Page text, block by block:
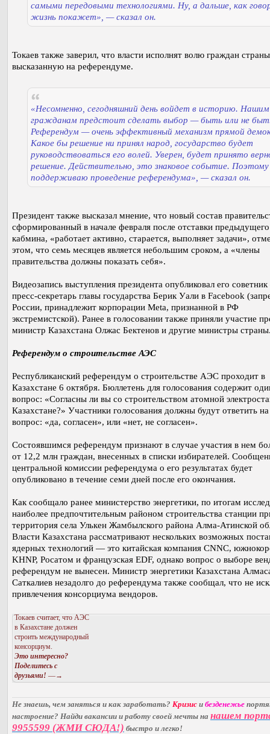
самыми передовыми технологиями. Ну, а дальше, как
жизнь покажет», — сказал он.
Токаев также заверил, что власти исполнят волю граждан
высказанную на референдуме.
«Несомненно, сегодняшний день войдет в историю. Нашим
гражданам предстоит сделать выбор — быть или не
Референдум — очень эффективный механизм прямой
Какое бы решение ни принял народ, государство будет
руководствоваться его волей. Уверен, будет принято
решение. Действительно, это знаковое событие. Поэтому
поддерживаю проведение референдума», — сказал он.
Президент также высказал мнение, что новый состав
сформированный в начале февраля после отставки предыдущего
кабмина, «работает активно, старается, выполняет задачи»,
этом, что семь месяцев является небольшим сроком, а «члены
правительства должны показать себя».
Видеозапись выступления президента опубликовал его
пресс-секретарь главы государства Берик Уали в Facebook
России, принадлежит корпорации Meta, признанной в РФ
экстремистской). Ранее в голосовании также приняли участие
министр Казахстана Олжас Бектенов и другие министры
Референдум о строительстве АЭС
Республиканский референдум о строительстве АЭС проходит в
Казахстане 6 октября. Бюллетень для голосования содержит
вопрос: «Согласны ли вы со строительством атомной
Казахстане?» Участники голосования должны будут ответить на
вопрос: «да, согласен», или «нет, не согласен».
Состоявшимся референдум признают в случае участия в нем
от 12,2 млн граждан, внесенных в списки избирателей.
центральной комиссии референдума о его результатах будет
опубликовано в течение семи дней после его окончания.
Как сообщало ранее министерство энергетики, по итогам
наиболее предпочтительным районом строительства станции
территория села Улькен Жамбылского района Алма-Атинской
Власти Казахстана рассматривают нескольких возможных
ядерных технологий — это китайская компания CNNC,
KHNP, Росатом и французская EDF, однако вопрос о выборе
референдум не вынесен. Министр энергетики Казахстана
Саткалиев незадолго до референдума также сообщал, что не
привлечения консорциума вендоров.
Токаев считает, что АЭС
в Казахстане должен
строить международный
консорциум.
Это интересно?
Поделитесь с
друзьями! —→
Не знаешь, чем заняться и как заработать? Кризис и безденежье
настроение? Найди вакансии и работу своей мечты на нашем
9955599 (ЖМИ СЮДА!) быстро и легко!